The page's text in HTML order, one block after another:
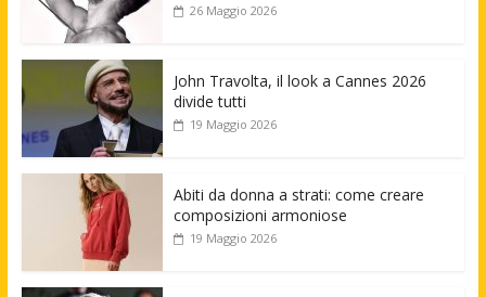
26 Maggio 2026
John Travolta, il look a Cannes 2026
divide tutti
19 Maggio 2026
Abiti da donna a strati: come creare
composizioni armoniose
19 Maggio 2026